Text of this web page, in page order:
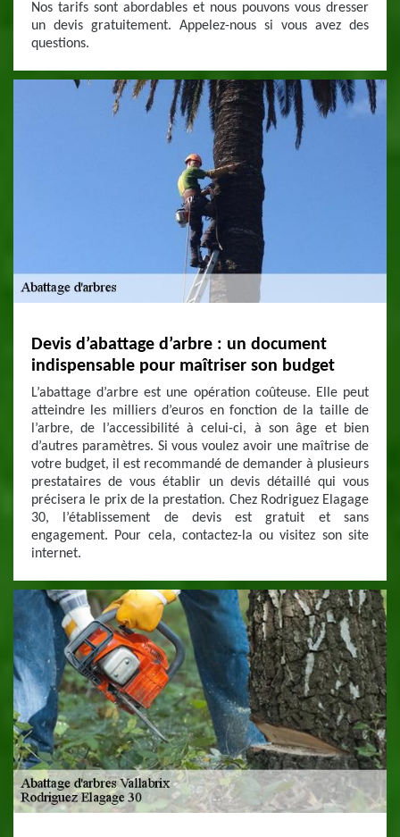
Nos tarifs sont abordables et nous pouvons vous dresser
un devis gratuitement. Appelez-nous si vous avez des
questions.
Devis d’abattage d’arbre : un document
indispensable pour maîtriser son budget
L’abattage d’arbre est une opération coûteuse. Elle peut
atteindre les milliers d’euros en fonction de la taille de
l’arbre, de l’accessibilité à celui-ci, à son âge et bien
d’autres paramètres. Si vous voulez avoir une maîtrise de
votre budget, il est recommandé de demander à plusieurs
prestataires de vous établir un devis détaillé qui vous
précisera le prix de la prestation. Chez Rodriguez Elagage
30, l’établissement de devis est gratuit et sans
engagement. Pour cela, contactez-la ou visitez son site
internet.